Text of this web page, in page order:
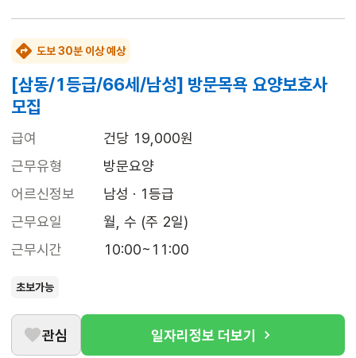
도보 30분 이상 예상
[삼동/1등급/66세/남성] 방문목욕 요양보호사
모집
급여
건당 19,000원
근무유형
방문요양
어르신정보
남성 · 1등급
근무요일
월, 수 (주 2일)
근무시간
10:00~11:00
초보가능
관심 일자리정보 더보기